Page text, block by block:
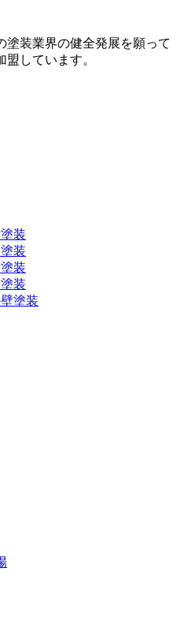
塗装業界の健全発展を願って
盟しています。
装
装
装
装
塗装